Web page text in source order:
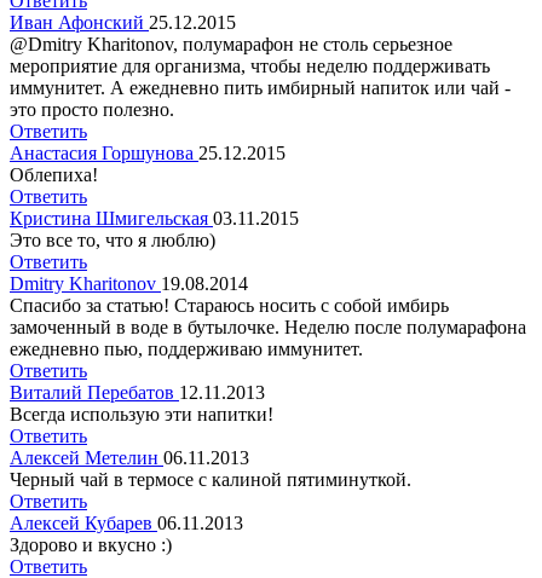
Иван Афонский 25.12.2015
@Dmitry Kharitonov, полумарафон не столь серьезное
мероприятие для организма, чтобы неделю поддерживать
иммунитет. А ежедневно пить имбирный напиток или чай -
это просто полезно.
Ответить
Анастасия Горшунова 25.12.2015
Облепиха!
Ответить
Кристина Шмигельская 03.11.2015
Это все то, что я люблю)
Ответить
Dmitry Kharitonov 19.08.2014
Спасибо за статью! Стараюсь носить с собой имбирь
замоченный в воде в бутылочке. Неделю после полумарафона
ежедневно пью, поддерживаю иммунитет.
Ответить
Виталий Перебатов 12.11.2013
Всегда использую эти напитки!
Ответить
Алексей Метелин 06.11.2013
Черный чай в термосе с калиной пятиминуткой.
Ответить
Алексей Кубарев 06.11.2013
Здорово и вкусно :)
Ответить